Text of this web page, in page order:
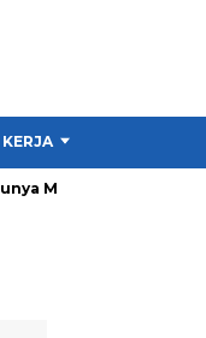
Misi Besar untuk